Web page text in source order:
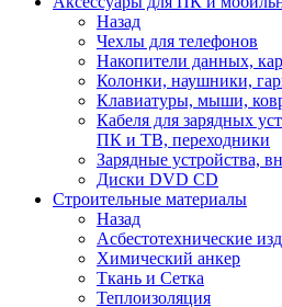
Назад
Чехлы для телефонов
Накопители данных,
Колонки, наушники,
Клавиатуры, мыши,
Кабеля для зарядных
ПК и ТВ, переходники
Зарядные устройства,
Диски DVD CD
Строительные материалы
Назад
Асбестотехнические
Химический анкер
Ткань и Сетка
Теплоизоляция